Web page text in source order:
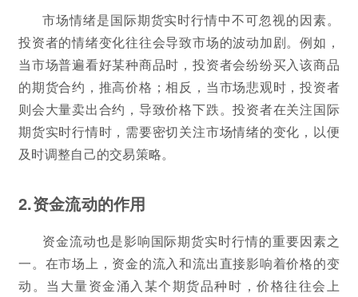
市场情绪是国际期货实时行情中不可忽视的因素。
投资者的情绪变化往往会导致市场的波动加剧。例如，
当市场普遍看好某种商品时，投资者会纷纷买入该商品
的期货合约，推高价格；相反，当市场悲观时，投资者
则会大量卖出合约，导致价格下跌。投资者在关注国际
期货实时行情时，需要密切关注市场情绪的变化，以便
及时调整自己的交易策略。
2.资金流动的作用
资金流动也是影响国际期货实时行情的重要因素之
一。在市场上，资金的流入和流出直接影响着价格的变
动。当大量资金涌入某个期货品种时，价格往往会上